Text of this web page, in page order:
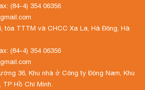
(84-4) 354 06356
tòa TTTM và CHCC Xa La, Hà Đông, Hà
(84-4) 354 06356
36, Khu nhà ở Công ty Đông Nam, Khu
TP Hồ Chí Minh.